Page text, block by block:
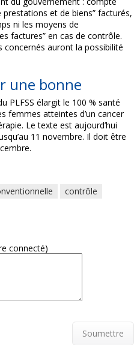
prestations et de biens” facturés,
ni les moyens de
factures” en cas de contrôle.
concernés auront la possibilité
une bonne
PLFSS élargit le 100 % santé
femmes atteintes d’un cancer
Le texte est aujourd’hui
11 novembre. Il doit être
contrôle
connecté)
Soumettre